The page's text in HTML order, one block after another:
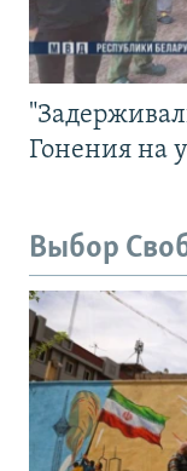
Гонения на
Выбор